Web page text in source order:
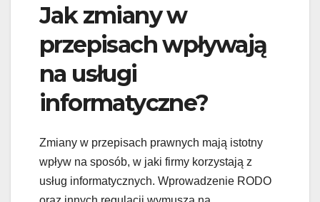
Jak zmiany w
przepisach wpływają
na usługi
informatyczne?
Zmiany w przepisach prawnych mają istotny
wpływ na sposób, w jaki firmy korzystają z
usług informatycznych. Wprowadzenie RODO